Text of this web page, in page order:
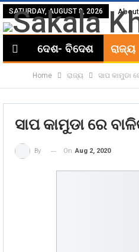
SATURDAY, AUGUST 8, 2026
ଦେଶ- ବିଦେଶ ରାଜ୍ୟ
Home ରାଜ୍ୟ ସାପ କାମୁଡା
ସାପ କାମୁଡା ରେ
By On Aug 2, 2020